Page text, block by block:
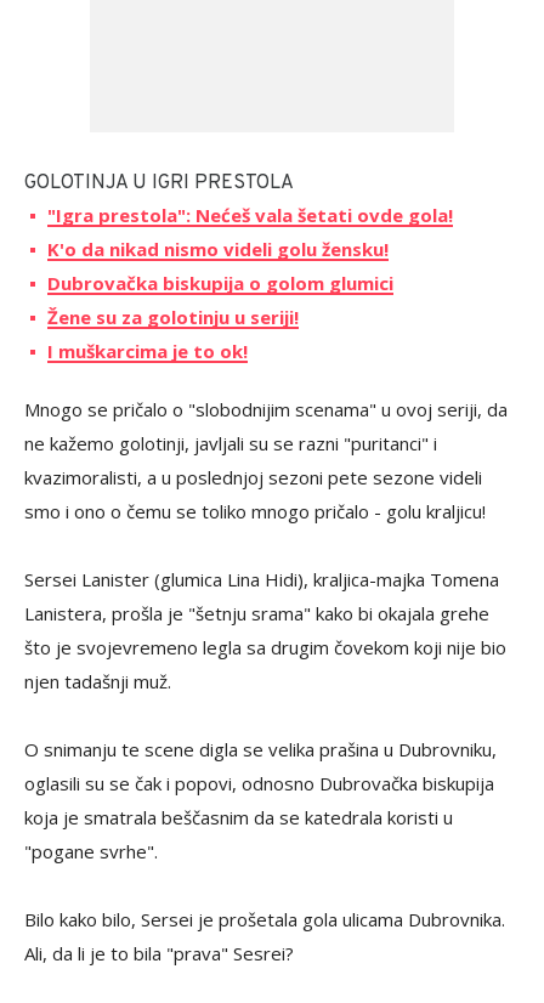
GOLOTINJA U IGRI PRESTOLA
"Igra prestola": Nećeš vala šetati ovde gola!
K'o da nikad nismo videli golu žensku!
Dubrovačka biskupija o golom glumici
Žene su za golotinju u seriji!
I muškarcima je to ok!
Mnogo se pričalo o "slobodnijim scenama" u ovoj seriji, da
ne kažemo golotinji, javljali su se razni "puritanci" i
kvazimoralisti, a u poslednjoj sezoni pete sezone videli
smo i ono o čemu se toliko mnogo pričalo - golu kraljicu!
Sersei Lanister (glumica Lina Hidi), kraljica-majka Tomena
Lanistera, prošla je "šetnju srama" kako bi okajala grehe
što je svojevremeno legla sa drugim čovekom koji nije bio
njen tadašnji muž.
O snimanju te scene digla se velika prašina u Dubrovniku,
oglasili su se čak i popovi, odnosno Dubrovačka biskupija
koja je smatrala beščasnim da se katedrala koristi u
"pogane svrhe".
Bilo kako bilo, Sersei je prošetala gola ulicama Dubrovnika.
Ali, da li je to bila "prava" Sesrei?